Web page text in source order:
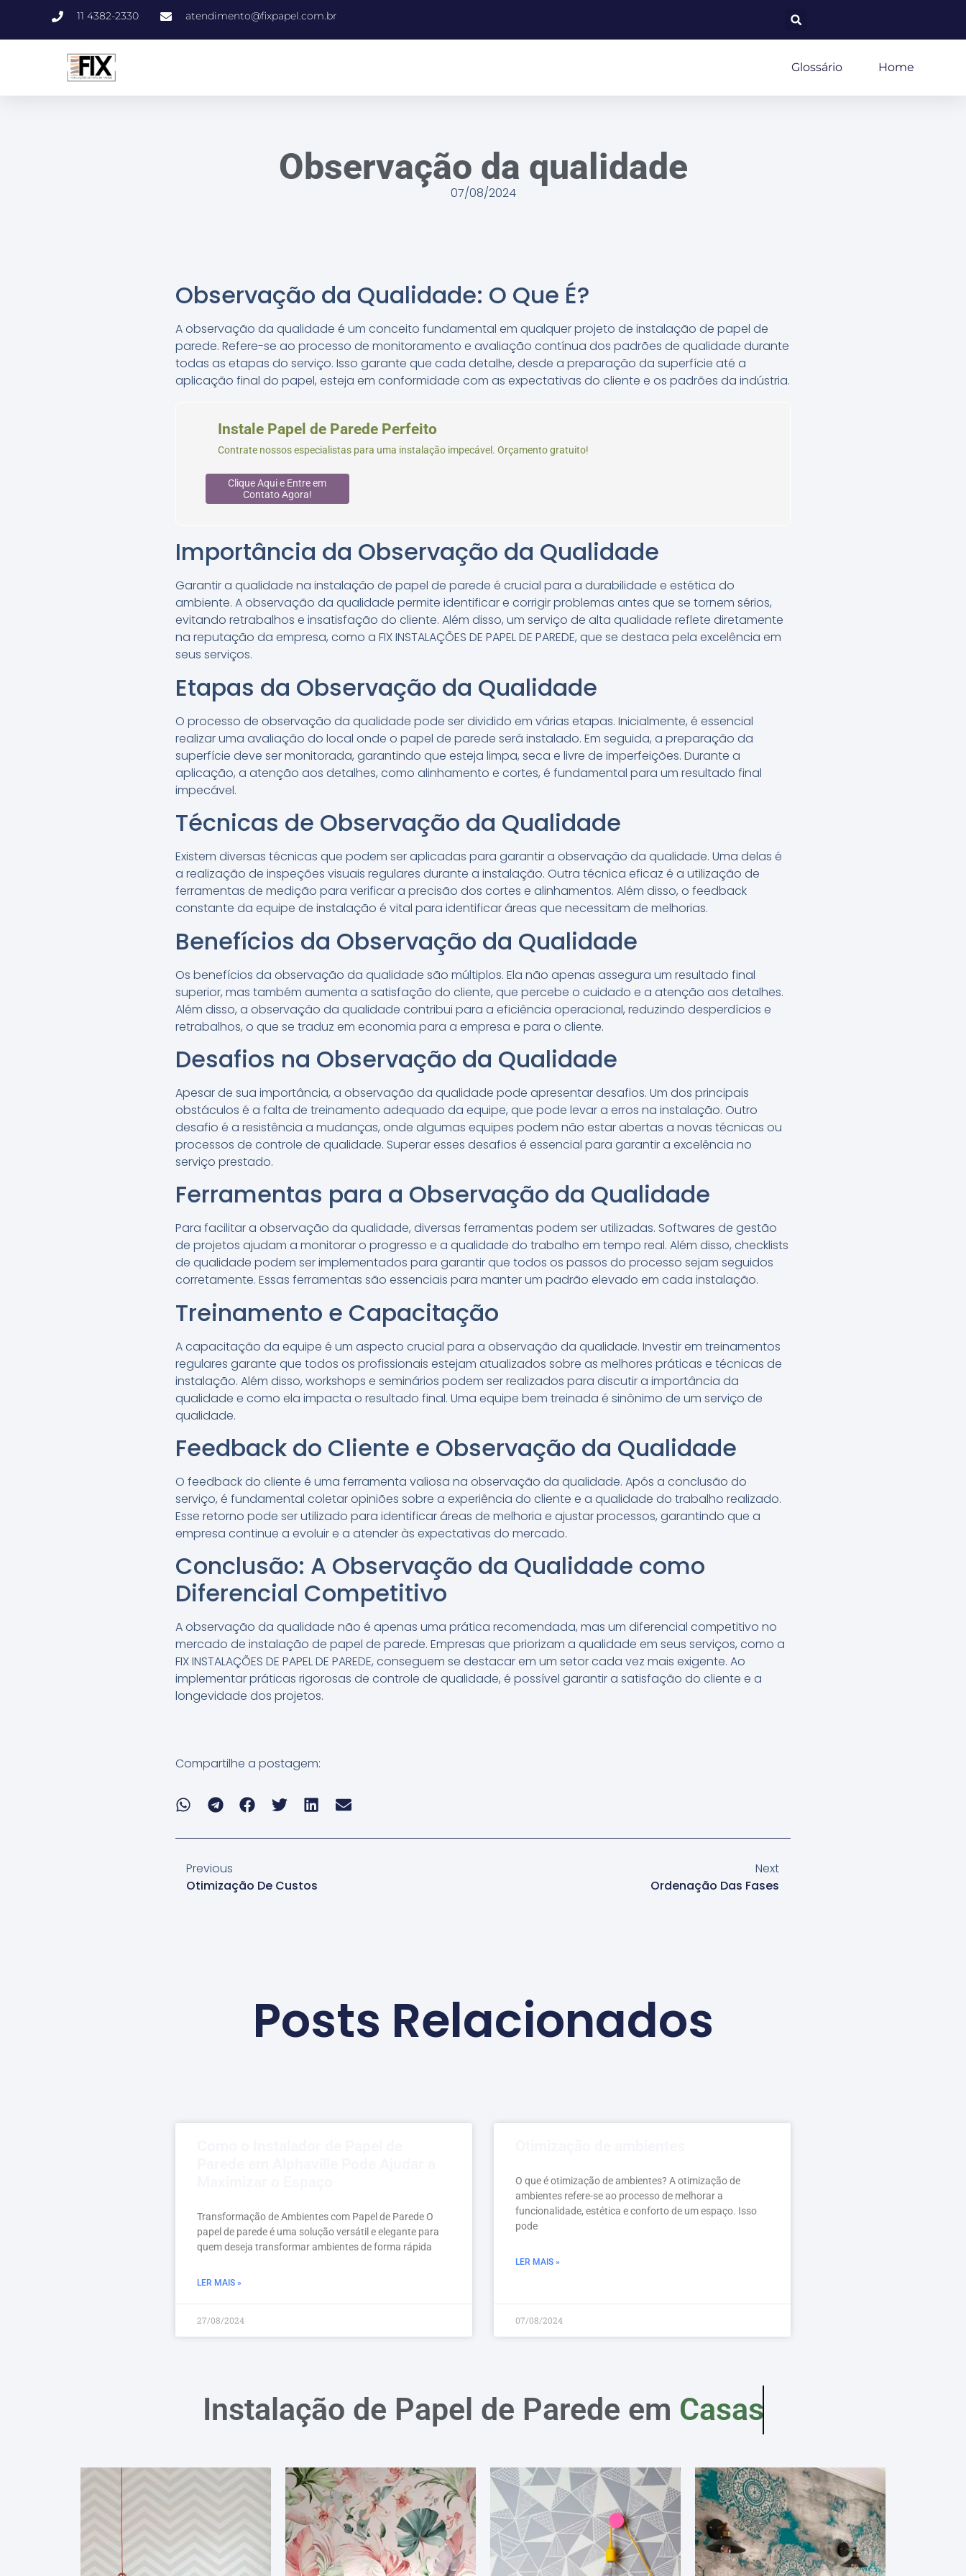
11 4382-2330 atendimento@fixpapel.com.br
Glossário Home
Observação da qualidade
07/08/2024
Observação da Qualidade: O Que É?
A observação da qualidade é um conceito fundamental em qualquer projeto de instalação de papel de
parede. Refere-se ao processo de monitoramento e avaliação contínua dos padrões de qualidade durante
todas as etapas do serviço. Isso garante que cada detalhe, desde a preparação da superfície até a
aplicação final do papel, esteja em conformidade com as expectativas do cliente e os padrões da indústria.
Instale Papel de Parede Perfeito
Contrate nossos especialistas para uma instalação impecável. Orçamento gratuito!
Clique Aqui e Entre em
Contato Agora!
Importância da Observação da Qualidade
Garantir a qualidade na instalação de papel de parede é crucial para a durabilidade e estética do
ambiente. A observação da qualidade permite identificar e corrigir problemas antes que se tornem sérios,
evitando retrabalhos e insatisfação do cliente. Além disso, um serviço de alta qualidade reflete diretamente
na reputação da empresa, como a FIX INSTALAÇÕES DE PAPEL DE PAREDE, que se destaca pela excelência em
seus serviços.
Etapas da Observação da Qualidade
O processo de observação da qualidade pode ser dividido em várias etapas. Inicialmente, é essencial
realizar uma avaliação do local onde o papel de parede será instalado. Em seguida, a preparação da
superfície deve ser monitorada, garantindo que esteja limpa, seca e livre de imperfeições. Durante a
aplicação, a atenção aos detalhes, como alinhamento e cortes, é fundamental para um resultado final
impecável.
Técnicas de Observação da Qualidade
Existem diversas técnicas que podem ser aplicadas para garantir a observação da qualidade. Uma delas é
a realização de inspeções visuais regulares durante a instalação. Outra técnica eficaz é a utilização de
ferramentas de medição para verificar a precisão dos cortes e alinhamentos. Além disso, o feedback
constante da equipe de instalação é vital para identificar áreas que necessitam de melhorias.
Benefícios da Observação da Qualidade
Os benefícios da observação da qualidade são múltiplos. Ela não apenas assegura um resultado final
superior, mas também aumenta a satisfação do cliente, que percebe o cuidado e a atenção aos detalhes.
Além disso, a observação da qualidade contribui para a eficiência operacional, reduzindo desperdícios e
retrabalhos, o que se traduz em economia para a empresa e para o cliente.
Desafios na Observação da Qualidade
Apesar de sua importância, a observação da qualidade pode apresentar desafios. Um dos principais
obstáculos é a falta de treinamento adequado da equipe, que pode levar a erros na instalação. Outro
desafio é a resistência a mudanças, onde algumas equipes podem não estar abertas a novas técnicas ou
processos de controle de qualidade. Superar esses desafios é essencial para garantir a excelência no
serviço prestado.
Ferramentas para a Observação da Qualidade
Para facilitar a observação da qualidade, diversas ferramentas podem ser utilizadas. Softwares de gestão
de projetos ajudam a monitorar o progresso e a qualidade do trabalho em tempo real. Além disso, checklists
de qualidade podem ser implementados para garantir que todos os passos do processo sejam seguidos
corretamente. Essas ferramentas são essenciais para manter um padrão elevado em cada instalação.
Treinamento e Capacitação
A capacitação da equipe é um aspecto crucial para a observação da qualidade. Investir em treinamentos
regulares garante que todos os profissionais estejam atualizados sobre as melhores práticas e técnicas de
instalação. Além disso, workshops e seminários podem ser realizados para discutir a importância da
qualidade e como ela impacta o resultado final. Uma equipe bem treinada é sinônimo de um serviço de
qualidade.
Feedback do Cliente e Observação da Qualidade
O feedback do cliente é uma ferramenta valiosa na observação da qualidade. Após a conclusão do
serviço, é fundamental coletar opiniões sobre a experiência do cliente e a qualidade do trabalho realizado.
Esse retorno pode ser utilizado para identificar áreas de melhoria e ajustar processos, garantindo que a
empresa continue a evoluir e a atender às expectativas do mercado.
Conclusão: A Observação da Qualidade como
Diferencial Competitivo
A observação da qualidade não é apenas uma prática recomendada, mas um diferencial competitivo no
mercado de instalação de papel de parede. Empresas que priorizam a qualidade em seus serviços, como a
FIX INSTALAÇÕES DE PAPEL DE PAREDE, conseguem se destacar em um setor cada vez mais exigente. Ao
implementar práticas rigorosas de controle de qualidade, é possível garantir a satisfação do cliente e a
longevidade dos projetos.
Compartilhe a postagem:
Previous
Otimização De Custos
Next
Ordenação Das Fases
Posts Relacionados
Transformação de Ambientes com Papel de Parede O
papel de parede é uma solução versátil e elegante para
quem deseja transformar ambientes de forma rápida
LER MAIS »
27/08/2024
O que é otimização de ambientes? A otimização de
ambientes refere-se ao processo de melhorar a
funcionalidade, estética e conforto de um espaço. Isso
pode
LER MAIS »
07/08/2024
Instalação de Papel de Parede em Casas